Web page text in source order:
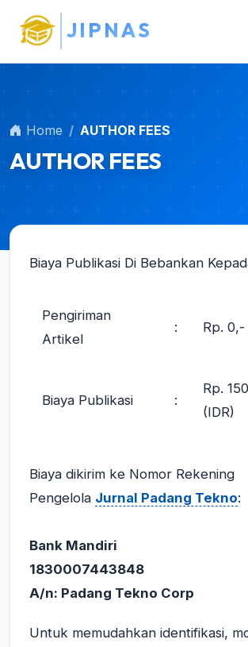
Main Navigation
Main Content
Sidebar
JI PNAS
Home AUTHOR FEES
AUTHOR FEES
Biaya Publikasi Di Bebankan
Pengiriman
Artikel
: Rp. 0,-
Biaya Publikasi :
Rp.
(IDR)
Biaya dikirim ke Nomor Rekening
Pengelola Jurnal Padang Tekno:
Bank Mandiri
1830007443848
A/n: Padang Tekno Corp
Untuk memudahkan identifikasi,